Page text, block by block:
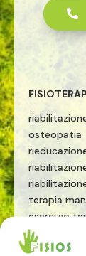

osteopatia
terapia
esercizio
tecarterapia
onde d'urto